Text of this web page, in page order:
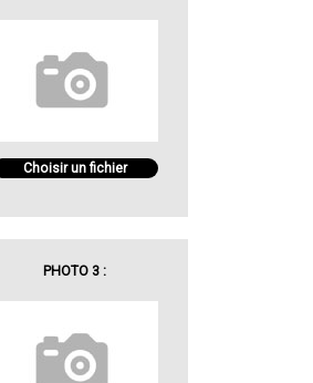
Choisir un fichier
PHOTO 3 :